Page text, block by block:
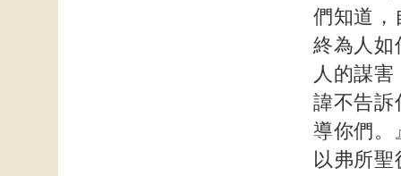
們知道，
終為人如
人的謀
諱不告訴
導你們。
以弗所